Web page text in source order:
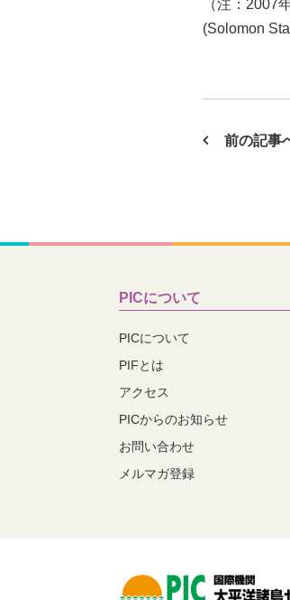
（注：2007
(Solomon
前の記事
PICについて
PICについて
PIFとは
アクセス
PICからのお知らせ
お問い合わせ
メルマガ登録